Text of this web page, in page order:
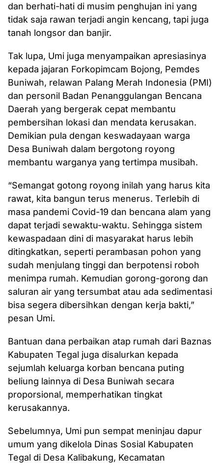
dan berhati-hati di musim penghujan ini yang
tidak saja rawan terjadi angin kencang, tapi juga
tanah longsor dan banjir.
Tak lupa, Umi juga menyampaikan apresiasinya
kepada jajaran Forkopimcam Bojong, Pemdes
Buniwah, relawan Palang Merah Indonesia (PMI)
dan personil Badan Penanggulangan Bencana
Daerah yang bergerak cepat membantu
pembersihan lokasi dan mendata kerusakan.
Demikian pula dengan keswadayaan warga
Desa Buniwah dalam bergotong royong
membantu warganya yang tertimpa musibah.
“Semangat gotong royong inilah yang harus kita
rawat, kita bangun terus menerus. Terlebih di
masa pandemi Covid-19 dan bencana alam yang
dapat terjadi sewaktu-waktu. Sehingga sistem
kewaspadaan dini di masyarakat harus lebih
ditingkatkan, seperti perambasan pohon yang
sudah menjulang tinggi dan berpotensi roboh
menimpa rumah. Kemudian gorong-gorong dan
saluran air yang tersumbat atau ada sedimentasi
bisa segera dibersihkan dengan kerja bakti,”
pesan Umi.
Bantuan dana perbaikan atap rumah dari Baznas
Kabupaten Tegal juga disalurkan kepada
sejumlah keluarga korban bencana puting
beliung lainnya di Desa Buniwah secara
proporsional, memperhatikan tingkat
kerusakannya.
Sebelumnya, Umi pun sempat meninjau dapur
umum yang dikelola Dinas Sosial Kabupaten
Tegal di Desa Kalibakung, Kecamatan